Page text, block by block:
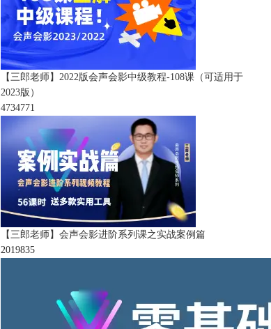
【三郎老师】2022版会声会影中级教程-108课（可适用于
2023版）
4734771
【三郎老师】会声会影进阶系列课之实战案例篇
2019835